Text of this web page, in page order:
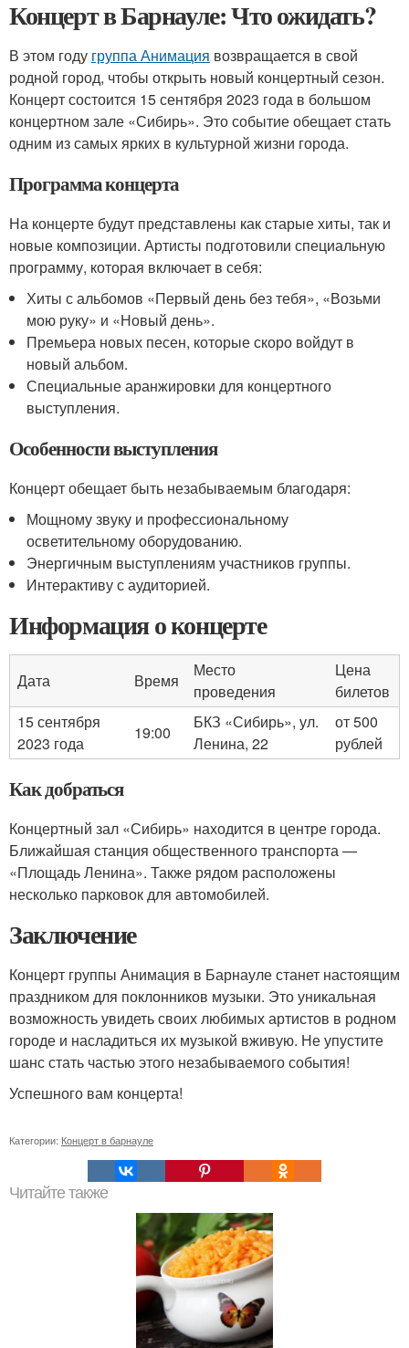
Концерт в Барнауле: Что ожидать?
В этом году группа Анимация возвращается в свой
родной город, чтобы открыть новый концертный сезон.
Концерт состоится 15 сентября 2023 года в большом
концертном зале «Сибирь». Это событие обещает стать
одним из самых ярких в культурной жизни города.
Программа концерта
На концерте будут представлены как старые хиты, так и
новые композиции. Артисты подготовили специальную
программу, которая включает в себя:
Хиты с альбомов «Первый день без тебя», «Возьми
мою руку» и «Новый день».
Премьера новых песен, которые скоро войдут в
новый альбом.
Специальные аранжировки для концертного
выступления.
Особенности выступления
Концерт обещает быть незабываемым благодаря:
Мощному звуку и профессиональному
осветительному оборудованию.
Энергичным выступлениям участников группы.
Интерактиву с аудиторией.
Информация о концерте
Дата Время
Место
проведения
Цена
билетов
15 сентября
2023 года
19:00
БКЗ «Сибирь», ул.
Ленина, 22
от 500
рублей
Как добраться
Концертный зал «Сибирь» находится в центре города.
Ближайшая станция общественного транспорта —
«Площадь Ленина». Также рядом расположены
несколько парковок для автомобилей.
Заключение
Концерт группы Анимация в Барнауле станет настоящим
праздником для поклонников музыки. Это уникальная
возможность увидеть своих любимых артистов в родном
городе и насладиться их музыкой вживую. Не упустите
шанс стать частью этого незабываемого события!
Успешного вам концерта!
Категории: Концерт в барнауле
Читайте также